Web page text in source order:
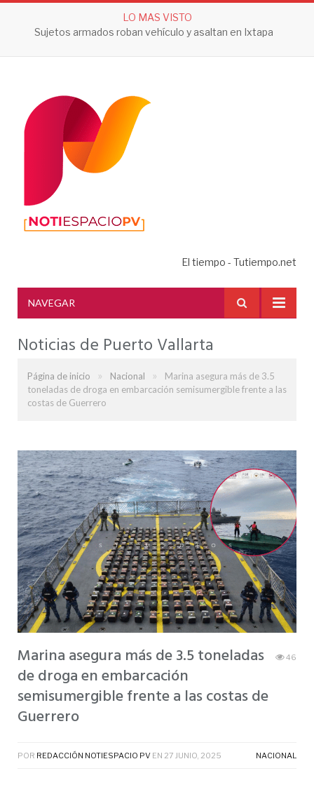
LO MAS VISTO
Sujetos armados roban vehículo y asaltan en Ixtapa
El tiempo - Tutiempo.net
NAVEGAR
Noticias de Puerto Vallarta
Página de inicio » Nacional »
Marina asegura más de 3.5
toneladas de droga en embarcación semisumergible frente a las
costas de Guerrero
Marina asegura más de 3.5 toneladas
de droga en embarcación
semisumergible frente a las costas de
Guerrero
46
POR REDACCIÓN NOTIESPACIO PV EN 27 JUNIO, 2025 NACIONAL